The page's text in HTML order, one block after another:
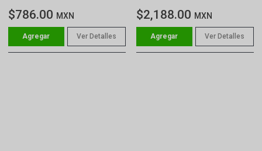
$786.00 MXN
Ver Detalles
$2,188.00 MXN
Ver Detalles